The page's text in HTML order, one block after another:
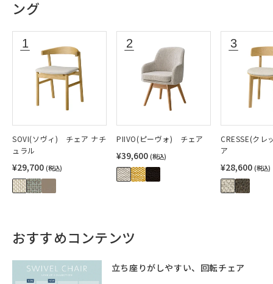
ング
SOVI(ソヴィ) チェア ナチ
ュラル
¥29,700 (税込)
PIIVO(ピーヴォ) チェア
¥39,600 (税込)
CRESSE(ク
ア
¥28,600 (税込)
おすすめコンテンツ
立ち座りがしやすい、回転チェア